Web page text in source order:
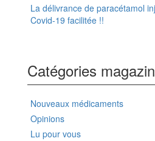
La délivrance de paracétamol
Covid-19 facilitée !!
Catégories
Nouveaux médicaments
Opinions
Lu pour vous